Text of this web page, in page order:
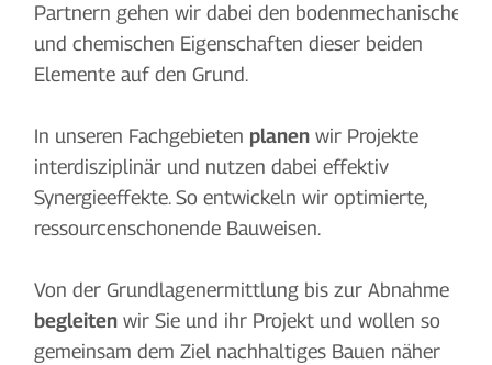
Partnern gehen wir dabei den bodenmechanischen
und chemischen Eigenschaften dieser beiden
Elemente auf den Grund.
In unseren Fachgebieten planen wir Projekte
interdisziplinär und nutzen dabei effektiv
Synergieeffekte. So entwickeln wir optimierte,
ressourcenschonende Bauweisen.
Von der Grundlagenermittlung bis zur Abnahme
begleiten wir Sie und ihr Projekt und wollen so
gemeinsam dem Ziel nachhaltiges Bauen näher